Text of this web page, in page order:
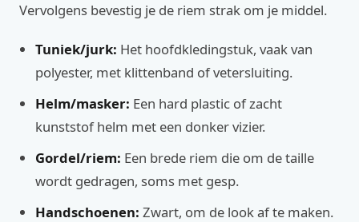
Vervolgens bevestig je de riem strak om je middel.
Tuniek/jurk: Het hoofdkledingstuk, vaak van
polyester, met klittenband of vetersluiting.
Helm/masker: Een hard plastic of zacht
kunststof helm met een donker vizier.
Gordel/riem: Een brede riem die om de taille
wordt gedragen, soms met gesp.
Handschoenen: Zwart, om de look af te maken.